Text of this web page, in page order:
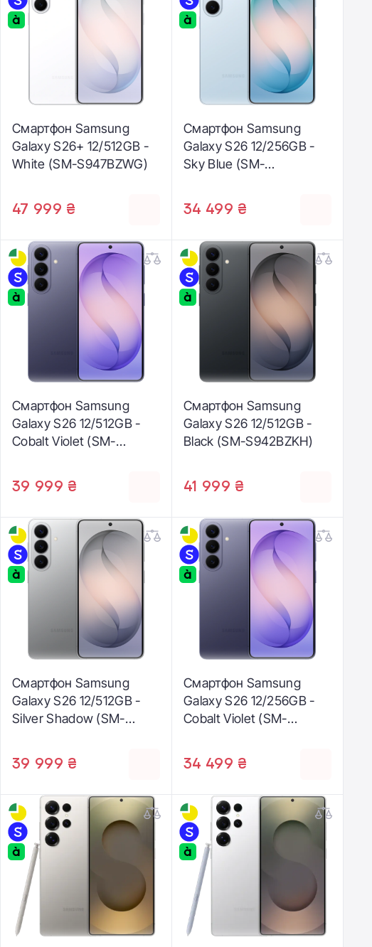
Смартфон Samsung
Galaxy S26+ 12/512GB -
White (SM-S947BZWG)
47 999 ₴
Смартфон Samsung
Galaxy S26 12/256GB -
Sky Blue (SM-
34 499 ₴
Смартфон Samsung
Galaxy S26 12/512GB -
Cobalt Violet (SM-
39 999 ₴
Смартфон Samsung
Galaxy S26 12/512GB -
Black (SM-S942BZKH)
41 999 ₴
Смартфон Samsung
Galaxy S26 12/512GB -
Silver Shadow (SM-
39 999 ₴
Смартфон Samsung
Galaxy S26 12/256GB -
Cobalt Violet (SM-
34 499 ₴